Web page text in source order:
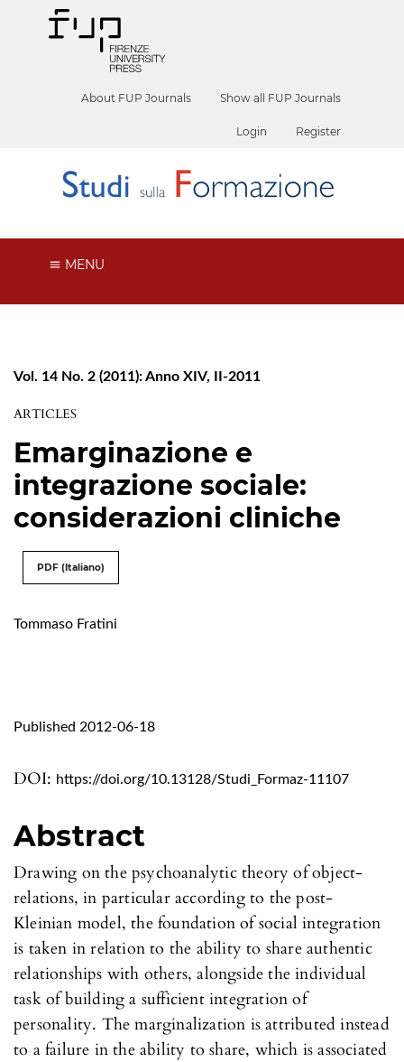
About FUP Journals Show all FUP Journals
Login Register
MENU
Vol. 14 No. 2 (2011): Anno XIV, II-2011
ARTICLES
Emarginazione e
integrazione sociale:
considerazioni cliniche
PDF (Italiano)
Tommaso Fratini
DOI: https://doi.org/10.13128/Studi_Formaz-11107
Published 2012-06-18
Abstract
Drawing on the psychoanalytic theory of object-
relations, in particular according to the post-
Kleinian model, the foundation of social integration
is taken in relation to the ability to share authentic
relationships with others, alongside the individual
task of building a sufficient integration of
personality. The marginalization is attributed instead
to a failure in the ability to share, which is associated